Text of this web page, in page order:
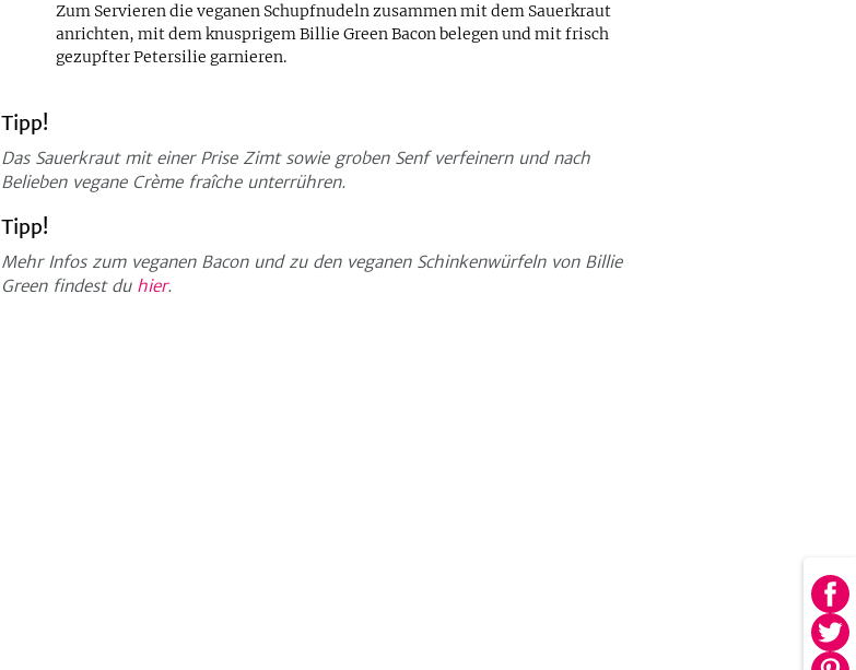
Zum Servieren die veganen Schupfnudeln zusammen mit dem Sauerkraut
anrichten, mit dem knusprigem Billie Green Bacon belegen und mit frisch
gezupfter Petersilie garnieren.
Tipp!
Das Sauerkraut mit einer Prise Zimt sowie groben Senf verfeinern und nach
Belieben vegane Crème fraîche unterrühren.
Tipp!
Mehr Infos zum veganen Bacon und zu den veganen Schinkenwürfeln von Billie
Green findest du hier.